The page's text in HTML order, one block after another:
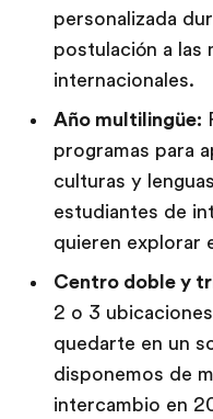
personalizada
postulación a las
internacionales.
Año multilingüe:
programas para
culturas y
estudiantes de
quieren explorar
Centro doble y
2 o 3
quedarte en un
disponemos de
intercambio en